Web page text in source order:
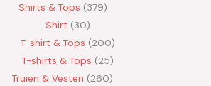
Shirts & Tops 379
Shirt
30
T-shirt & Tops
200
T-shirts & Tops
25
Truien & Vesten
260